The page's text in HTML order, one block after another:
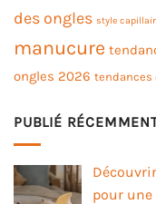
des ongles style
manucure
ongles 2026 tendances
PUBLIÉ
pour une